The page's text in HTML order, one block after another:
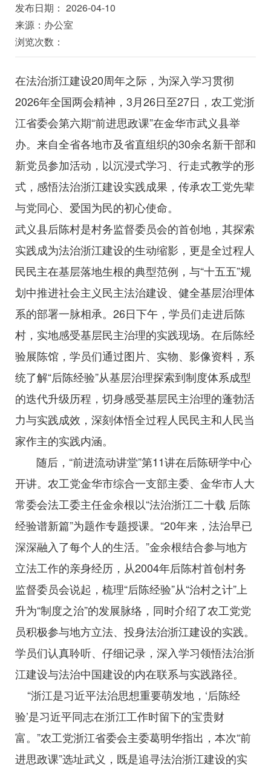
发布日期： 2026-04-10
来源：办公室
浏览次数：
在法治浙江建设20周年之际，为深入学习贯彻
2026年全国两会精神，3月26日至27日，农工党浙
江省委会第六期“前进思政课”在金华市武义县举
办。来自全省各地市及省直组织的30余名新干部和
新党员参加活动，以沉浸式学习、行走式教学的形
式，感悟法治浙江建设实践成果，传承农工党先辈
与党同心、爱国为民的初心使命。
武义县后陈村是村务监督委员会的首创地，其探索
实践成为法治浙江建设的生动缩影，更是全过程人
民民主在基层落地生根的典型范例，与“十五五”规
划中推进社会主义民主法治建设、健全基层治理体
系的部署一脉相承。26日下午，学员们走进后陈
村，实地感受基层民主治理的实践现场。在后陈经
验展陈馆，学员们通过图片、实物、影像资料，系
统了解“后陈经验”从基层治理探索到制度体系成型
的迭代升级历程，切身感受基层民主治理的蓬勃活
力与实践成效，深刻体悟全过程人民民主和人民当
家作主的实践内涵。
随后，“前进流动讲堂”第11讲在后陈研学中心
开讲。农工党金华市综合一支部主委、金华市人大
常委会法工委主任金余根以“法治浙江二十载 后陈
经验谱新篇”为题作专题授课。“20年来，法治早已
深深融入了每个人的生活。”金余根结合参与地方
立法工作的亲身经历，从2004年后陈村首创村务
监督委员会说起，梳理“后陈经验”从“治村之计”上
升为“制度之治”的发展脉络，同时介绍了农工党党
员积极参与地方立法、投身法治浙江建设的实践。
学员们认真聆听、仔细记录，深入学习领悟法治浙
江建设与法治中国建设的内在联系与实践路径。
“浙江是习近平法治思想重要萌发地，‘后陈经
验’是习近平同志在浙江工作时留下的宝贵财
富。”农工党浙江省委会主委葛明华指出，本次“前
进思政课”选址武义，既是追寻法治浙江建设的实